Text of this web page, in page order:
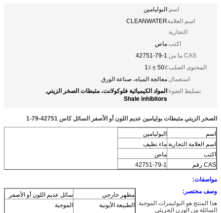
اسم:البوليامين
اسم العلامة
التجارية:
CLEANWATER
اكتب:ماص
CAS ما من:
42751-79-1
المحتوى الصلب:50٪ ± 1٪
استعمال:معالجة المياه، صناعة الورق
تسليط الضوء:المواد الكيميائية فلوكولانت، مثبطات الصخر الزيتي,
Shale inhibitors
الصخر الزيتي مثبطات بوليامين عديم اللون أو الأصفر السائل كاس 42751-79-1
اسم
البوليامين
اسم العلامة التجارية ماء نظيف
اكتب
ماص
CAS رقم
42751-79-1
مواصفات:
مظهر خارجي
سائل عديم اللون أو الأصفر
الطبيعة الأيونية
الموجبة
وصف مختصر:
هذا المنتج هو البوليمرات الموجبة
السائلة من الوزن الجزيئي